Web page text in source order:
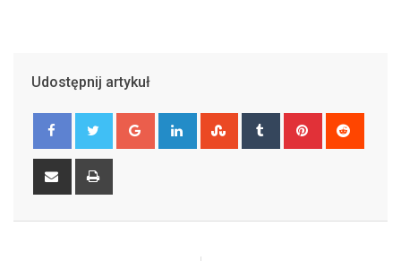
Udostępnij artykuł
Google+ LinkedIn StumbleUpon
Tumblr Pinterest
Share